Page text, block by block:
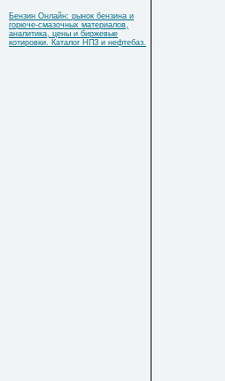
Бензин Онлайн: рынок бензина и
горюче-смазочных материалов,
аналитика, цены и биржевые
котировки. Каталог НПЗ и нефтебаз.